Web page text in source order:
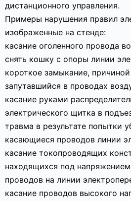
дистанционного управления.
Примеры нарушения правил
изображенные на стенде:
касание оголенного провода
снять кошку с опоры линии
короткое замыкание,
запутавшийся в проводах
касание руками
электрического щитка в
травма в результате попытки
касающиеся проводов линии
касание токопроводящих
находящихся под
проводов на линии
касание проводов высокого